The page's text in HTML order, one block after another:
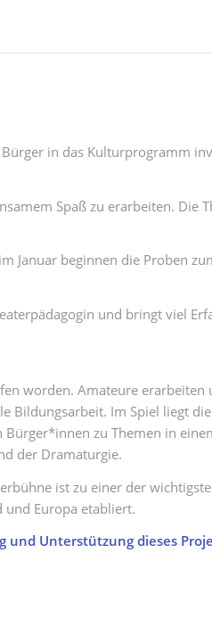
in das Kulturprogramm
Spaß zu erarbeiten. Die
Januar beginnen die Proben
und bringt viel
worden. Amateure
Bildungsarbeit. Im Spiel liegt
zu Themen in
der Dramaturgie.
ist zu einer der
und Europa etabliert.
Unterstützung dieses